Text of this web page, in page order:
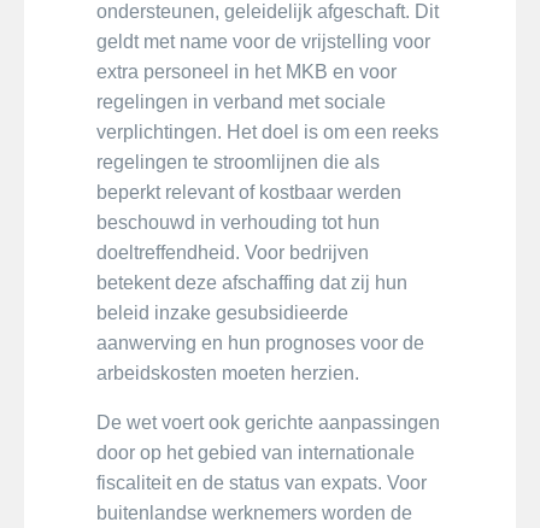
ondersteunen, geleidelijk afgeschaft. Dit
geldt met name voor de vrijstelling voor
extra personeel in het MKB en voor
regelingen in verband met sociale
verplichtingen. Het doel is om een reeks
regelingen te stroomlijnen die als
beperkt relevant of kostbaar werden
beschouwd in verhouding tot hun
doeltreffendheid. Voor bedrijven
betekent deze afschaffing dat zij hun
beleid inzake gesubsidieerde
aanwerving en hun prognoses voor de
arbeidskosten moeten herzien.
De wet voert ook gerichte aanpassingen
door op het gebied van internationale
fiscaliteit en de status van expats. Voor
buitenlandse werknemers worden de